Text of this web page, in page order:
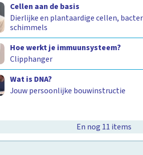
Cellen aan de basis
Dierlijke en plantaardige cellen,
schimmels
Hoe werkt je immuunsysteem?
Clipphanger
Wat is DNA?
Jouw persoonlijke bouwinstructie
En nog 11 items